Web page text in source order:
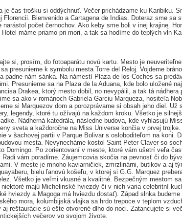
je čas trošku si oddýchnuť. Večer prichádzame ku Karibiku.
Florencii. Bienvenido a Cartagena de Indias. Doteraz sme sa
narástol počet černochov. Ako keby sme boli v inej krajine.
máme priamo pri mori, a tak sa hodíme do teplých vĺn
si, prosím, do fotoaparátu novú kartu. Mesto je
sa presunieme k symbolu mesta Torre del Reloj. Vojdeme
padne nám sánka. Na námestí Plaza de los Coches sa
Presunieme sa na Plaza de la Aduana, kde bolo uložené
Drakea, ktorý mesto dobil, no nevypálil, a tak tá
sa ako v románoch Gabriela Garciu Marqueza, nositeľa
si Marquezov dom a porozprávame si obsah jeho diel. Už
legendy, ktoré tu ožívajú na každom kroku. Všetko je
Nádherná katedrála, následne budova, kde vyhlasujú
sveta a každoročne na Miss Universe končia v prvej
v šachovej partii v Parque Bolivar s osloboditeľom na koni.
mesta. Nevynecháme kostol Saint Peter Claver so
Domingo. Po zorientovaní v meste, ktoré vám ušetrí veľa
Radi vám poradíme. Záujemcovia skočia na pevnosť či do
V meste je mnoho kaviarničiek, zmrzlinárni, butikov a aj
bielu ľanovú košeľu, v ktorej si G.G. Marquez
Všetko je veľmi vkusné a kvalitné. Bezpečným mestom
majú Michelinské hviezdy či v nich varia celebritní
hviezdy a Magoga má hviezdu dostať). Západ slnka
mora, kolumbijská vlajka sa hrdo trepoce v teplom
aj reštaurácie sú ešte otvorené dlho do noci. Zatancujete si
večerov vo svojom živote.